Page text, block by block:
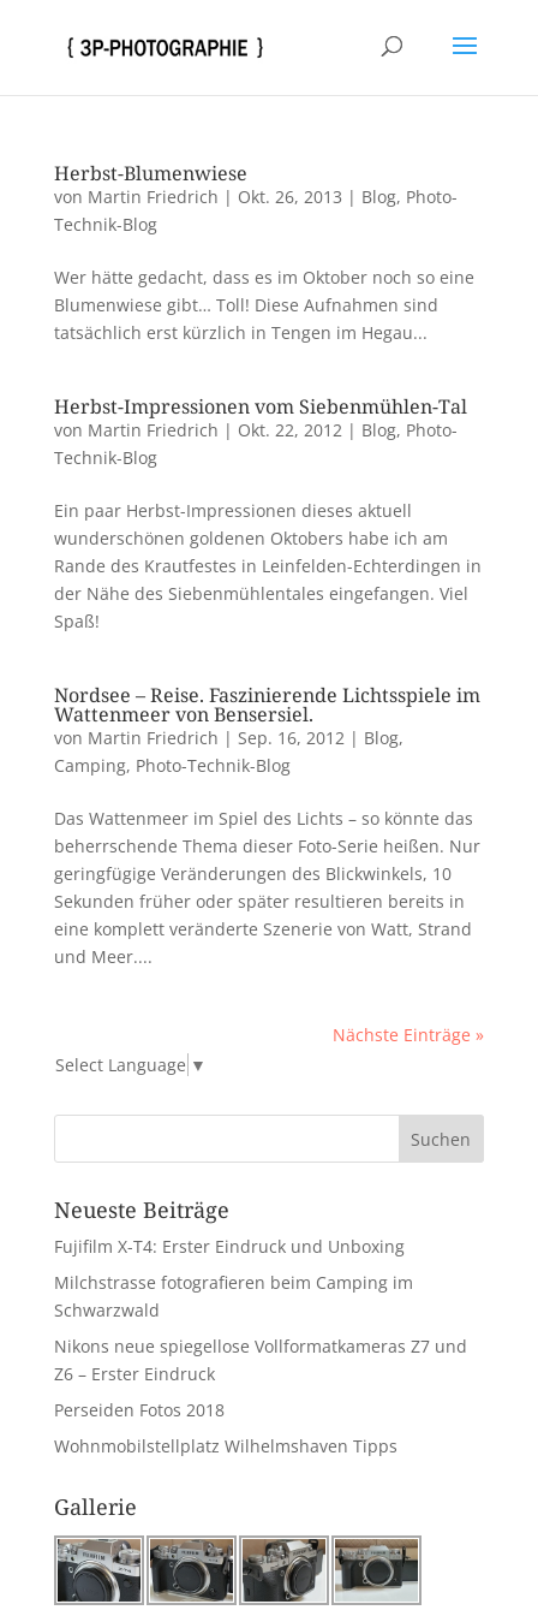
Herbst-Blumenwiese
von Martin Friedrich | Okt. 26, 2013 | Blog, Photo-
Technik-Blog
Wer hätte gedacht, dass es im Oktober noch so eine
Blumenwiese gibt… Toll! Diese Aufnahmen sind
tatsächlich erst kürzlich in Tengen im Hegau...
Herbst-Impressionen vom Siebenmühlen-Tal
von Martin Friedrich | Okt. 22, 2012| Blog, Photo-
Technik-Blog
Ein paar Herbst-Impressionen dieses aktuell
wunderschönen goldenen Oktobers habe ich am
Rande des Krautfestes in Leinfelden-Echterdingen in
der Nähe des Siebenmühlentales eingefangen. Viel
Spaß!
Nordsee – Reise. Faszinierende Lichtsspiele im
Wattenmeer von Bensersiel.
von Martin Friedrich | Sep. 16, 2012| Blog,
Camping, Photo-Technik-Blog
Das Wattenmeer im Spiel des Lichts – so könnte das
beherrschende Thema dieser Foto-Serie heißen. Nur
geringfügige Veränderungen des Blickwinkels, 10
Sekunden früher oder später resultieren bereits in
eine komplett veränderte Szenerie von Watt, Strand
und Meer....
Nächste Einträge »
Select Language ▼
Neueste Beiträge
Fujifilm X-T4: Erster Eindruck und Unboxing
Milchstrasse fotografieren beim Camping im
Schwarzwald
Nikons neue spiegellose Vollformatkameras Z7 und
Z6 – Erster Eindruck
Perseiden Fotos 2018
Wohnmobilstellplatz Wilhelmshaven Tipps
Gallerie